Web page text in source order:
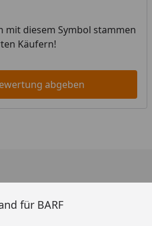
mit diesem Symbol stammen
Käufern!
abgeben
für BARF